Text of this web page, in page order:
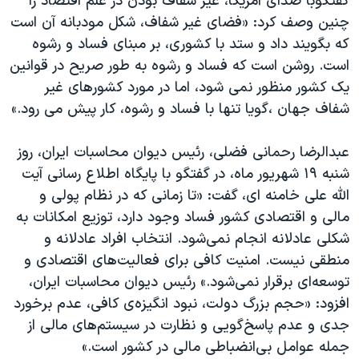
سفر پرزیدنت ترامپ به چین
چنین وصف کرد: «فضای غیر شفاف، شکل مودبانه آن است
که بگویند داد و ستد با کشوری، بر مبنای فساد و رشوه
است. روشن است که فساد و رشوه به طور صریح در قوانین
یک کشور منظور نمی شود، اما در مورد کشورهای غیر
شفاف جهان ،گویا تنها با فساد و رشوه، کار پیش می رود.»
عبدالرضا رحمانی فضلی، رئیس دیوان محاسبات ایران، روز
شنبه ۱۹ شهریور ماه، در گفتگو با پایگاه اطلاع رسانی آیت
الله علی خامنه ای، گفت: «تا زمانی که در نظام پولی و
مالی و اقتصادی کشور فساد وجود دارد، توزیع امکانات به
شکلی عادلانه انجام نمی‌شود. انتخاب افراد عادلانه و
منطقی نیست. امنیت کافی برای فعالیت‌های اقتصادی و
توسعه‌ای برقرار نمی‌شود.» رئیس دیوان محاسبات ایران،
افزود: «حجم بزرگ دولت، نبود انگیزه‌ی کافی، عدم برخورد
جدی و عدم پاسخ‌گویی و نظارت در سیستم‌های مالی از
جمله‌ عوامل بی‌انضباطی مالی در کشور است.»